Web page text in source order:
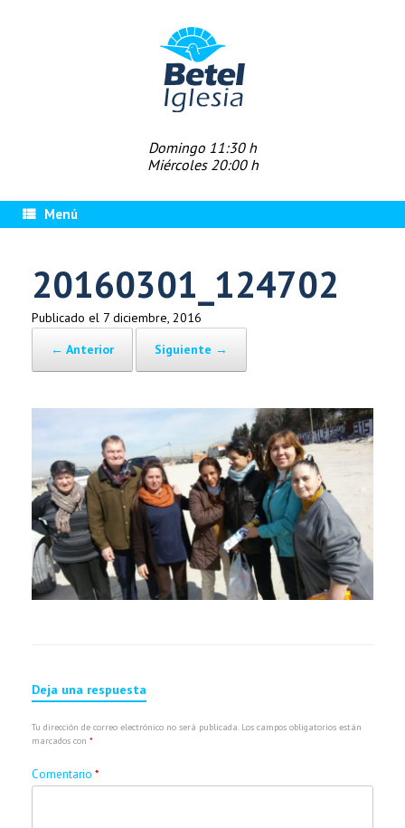
Domingo 11:30 h
Miércoles 20:00 h
Menú
20160301_124702
Publicado el 7 diciembre, 2016
← Anterior
Siguiente →
Deja una respuesta
Tu dirección de correo electrónico no será publicada. Los campos obligatorios están
marcados con *
Comentario *